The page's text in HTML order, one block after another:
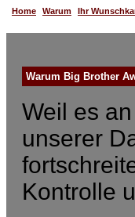
Home Warum Ihr
Warum Big Brother
Weil es
unserer
Kontrolle